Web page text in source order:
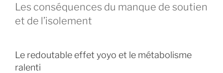
Les conséquences du manque de soutien
et de l’isolement
Le redoutable effet yoyo et le métabolisme
ralenti